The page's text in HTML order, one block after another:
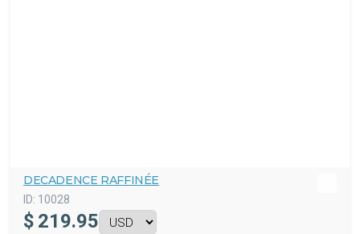
DECADENCE RAFFINÉE
ID: 10028
$ 219.95